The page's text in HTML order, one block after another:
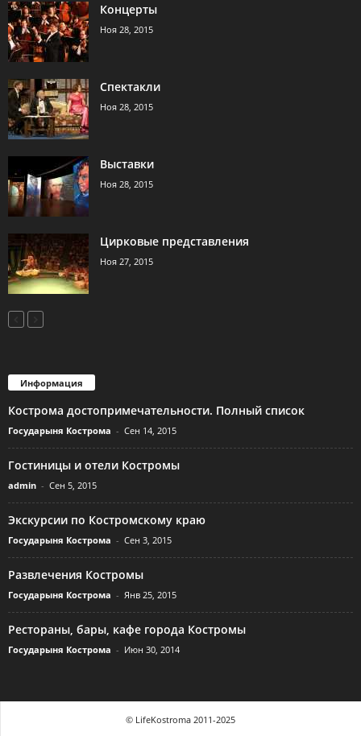
Концерты
Ноя 28, 2015
Спектакли
Ноя 28, 2015
Выставки
Ноя 28, 2015
Цирковые представления
Ноя 27, 2015
Информация
Кострома достопримечательности. Полный список
Государыня Кострома - Сен 14, 2015
Гостиницы и отели Костромы
admin - Сен 5, 2015
Экскурсии по Костромскому краю
Государыня Кострома - Сен 3, 2015
Развлечения Костромы
Государыня Кострома - Янв 25, 2015
Рестораны, бары, кафе города Костромы
Государыня Кострома - Июн 30, 2014
© LifeKostroma 2011-2025